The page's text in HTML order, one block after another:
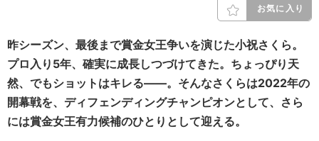
お気に入り
昨シーズン、最後まで賞金女王争いを演じた小祝さくら。
プロ入り5年、確実に成長しつづけてきた。ちょっぴり天
然、でもショットはキレる――。そんなさくらは2022年の
開幕戦を、ディフェンディングチャンピオンとして、さら
には賞金女王有力候補のひとりとして迎える。